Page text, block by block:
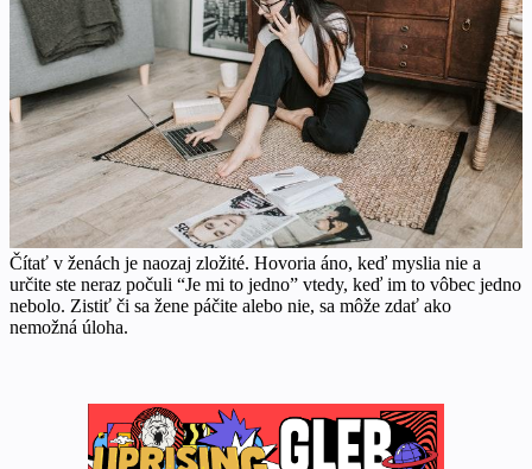
Čítať v ženách je naozaj zložité. Hovoria áno, keď myslia nie a
určite ste neraz počuli “Je mi to jedno” vtedy, keď im to vôbec jedno
nebolo. Zistiť či sa žene páčite alebo nie, sa môže zdať ako
nemožná úloha.